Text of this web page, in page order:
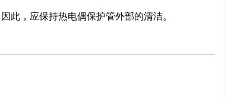
此，应保持热电偶保护管外部的清洁。